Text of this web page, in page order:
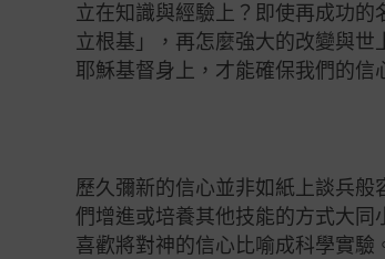
立在知識與經驗上？即使再成功
立根基」，再怎麼強大的改變與
耶穌基督身上，才能確保我們的信
歷久彌新的信心並非如紙上談兵
們增進或培養其他技能的方式大
喜歡將對神的信心比喻成科學實